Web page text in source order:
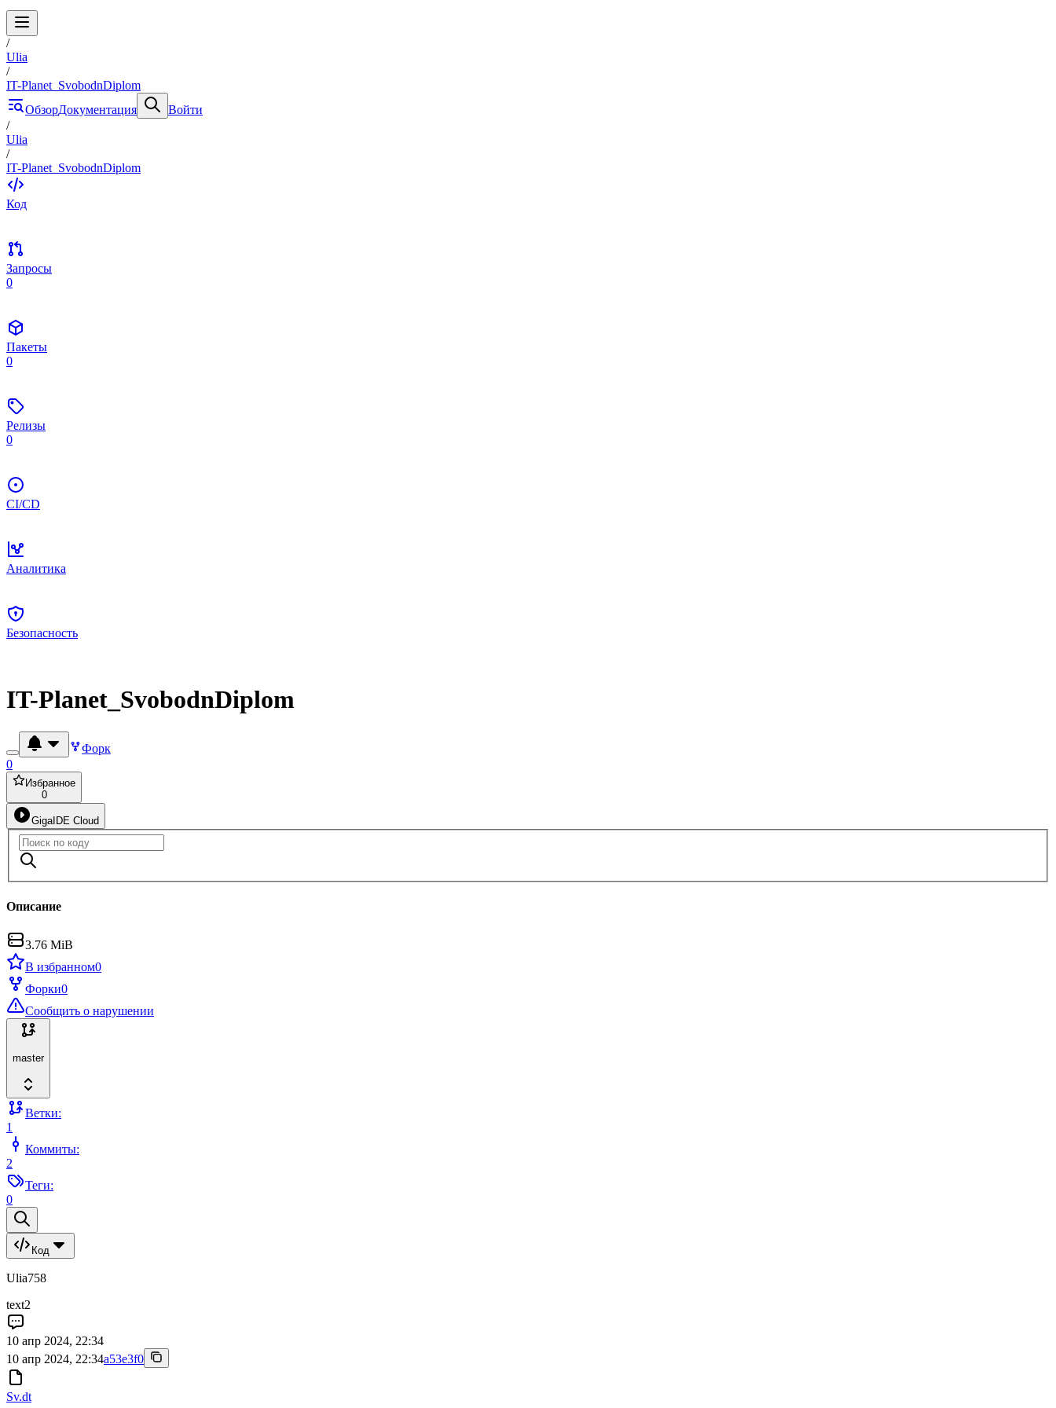
/
Ulia
/
IT-Planet_SvobodnDiplom
ОбзорДокументация
Войти
/
Ulia
/
IT-Planet_SvobodnDiplom
Код
Запросы
0
Пакеты
0
Релизы
0
CI/CD
Аналитика
Безопасность
IT-Planet_SvobodnDiplom
Форк
0
Избранное
0
GigaIDE Cloud
Описание
3.76 MiB
В избранном0
Форки0
Сообщить о нарушении
master
Ветки:
1
Коммиты:
2
Теги:
0
Код
Ulia758
text2
10 апр 2024, 22:34
10 апр 2024, 22:34a53e3f0
Sv.dt